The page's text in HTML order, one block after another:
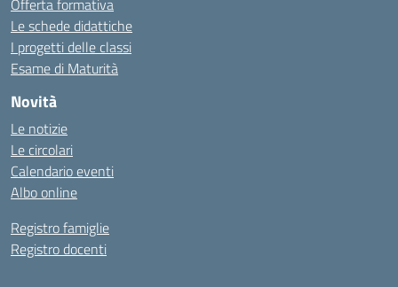
Offerta formativa
Le schede didattiche
I progetti delle classi
Esame di Maturità
Novità
Le notizie
Le circolari
Calendario eventi
Albo online
Registro famiglie
Registro docenti